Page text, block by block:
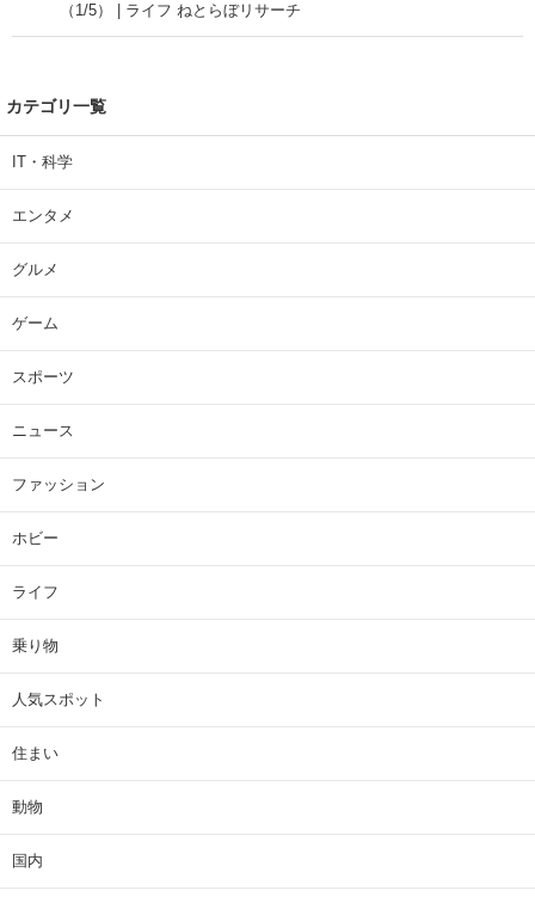
（1/5） | ライフ ねとらぼリサーチ
カテゴリ一覧
IT・科学
エンタメ
グルメ
ゲーム
スポーツ
ニュース
ファッション
ホビー
ライフ
乗り物
人気スポット
住まい
動物
国内